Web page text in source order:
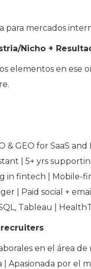
mercados
Nicho +
elementos en ese
& GEO for SaaS
| 5+ yrs
in fintech | Mobile-
| Paid social +
Tableau |
en el área de
Apasionada por el